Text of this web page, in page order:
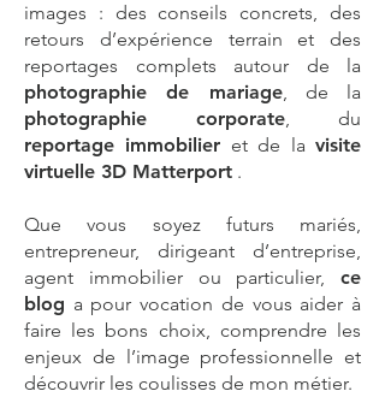
images : des conseils concrets, des
retours d’expérience terrain et des
reportages complets autour de la
photographie de mariage, de la
photographie corporate,
du
reportage immobilier et de lavisite
virtuelle 3D Matterport .
Que vous soyez futurs mariés,
entrepreneur, dirigeant d’entreprise,
agent immobilier ou particulier, ce
blog a pour vocation de vous aider à
faire les bons choix, comprendre les
enjeux de l’image professionnelle et
découvrir les coulisses de mon métier.